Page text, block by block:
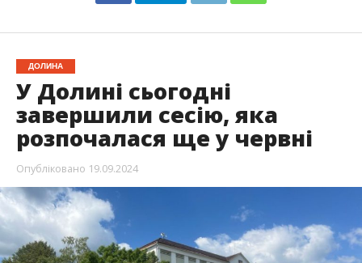
ДОЛИНА
У Долині сьогодні
завершили сесію, яка
розпочалася ще у червні
Опубліковано 19.09.2024